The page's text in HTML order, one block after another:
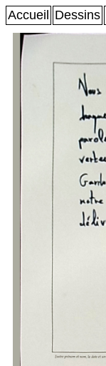
Accueil Dessins